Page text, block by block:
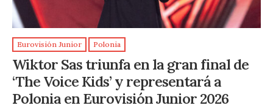
Eurovisión Junior Polonia
Wiktor Sas triunfa en la gran final de
‘The Voice Kids’ y representará a
Polonia en Eurovisión Junior 2026